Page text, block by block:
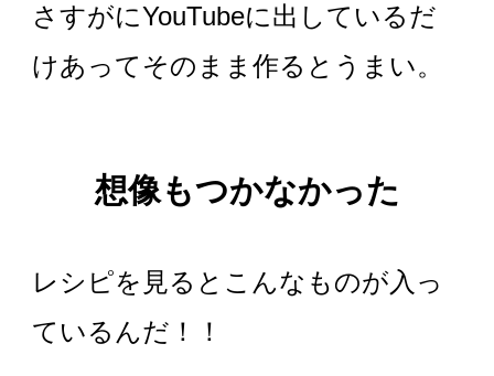
さすがにYouTubeに出しているだ
けあってそのまま作るとうまい。
想像もつかなかった
レシピを見るとこんなものが入っ
ているんだ！！